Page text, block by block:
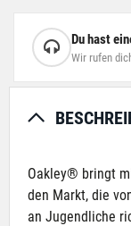
Du hast
Wir rufen
Oakley® bringt
den Markt, die
an Jugendliche